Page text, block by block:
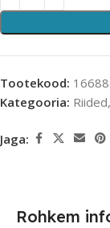
Tootekood: 16688
Kategooria:
Jaga:
Rohkem